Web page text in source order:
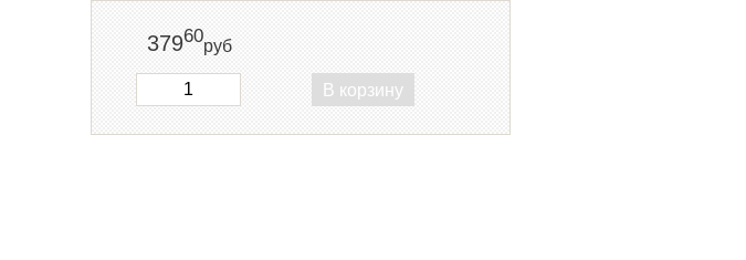
37960руб
В корзину